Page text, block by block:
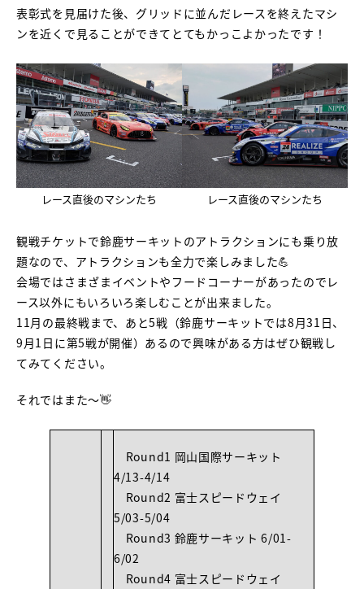
表彰式を見届けた後、グリッドに並んだレースを終えたマシ
ンを近くで見ることができてとてもかっこよかったです！
レース直後のマシンたち レース直後のマシンたち
観戦チケットで鈴鹿サーキットのアトラクションにも乗り放
題なので、アトラクションも全力で楽しみました💪
会場ではさまざまイベントやフードコーナーがあったのでレ
ース以外にもいろいろ楽しむことが出来ました。
11月の最終戦まで、あと5戦（鈴鹿サーキットでは8月31日、
9月1日に第5戦が開催）あるので興味がある方はぜひ観戦し
てみてください。
それではまた～👋
Round1 岡山国際サーキット
4/13-4/14
Round2 富士スピードウェイ
5/03-5/04
Round3 鈴鹿サーキット 6/01-
6/02
Round4 富士スピードウェイ